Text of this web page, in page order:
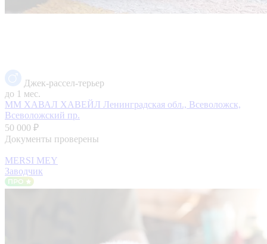
Джек-рассел-терьер
до 1 мес.
ММ ХАВАЛ ХАВЕЙЛ Ленинградская обл., Всеволожск,
Всеволожский пр.
50 000 ₽
Документы проверены
MERSI MEY
Заводчик